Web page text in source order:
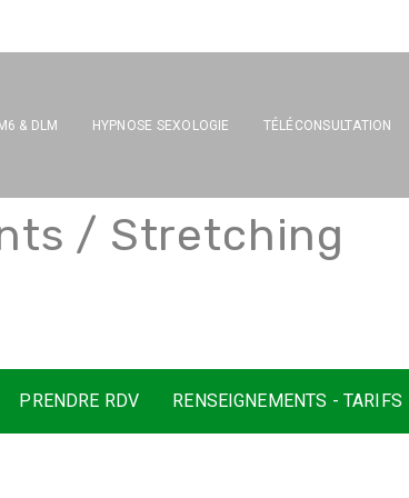
& DLM HYPNOSE SEXOLOGIE TÉLÉCONSULTATION
ts / Stretching
PRENDRE RDV RENSEIGNEMENTS - TARIFS